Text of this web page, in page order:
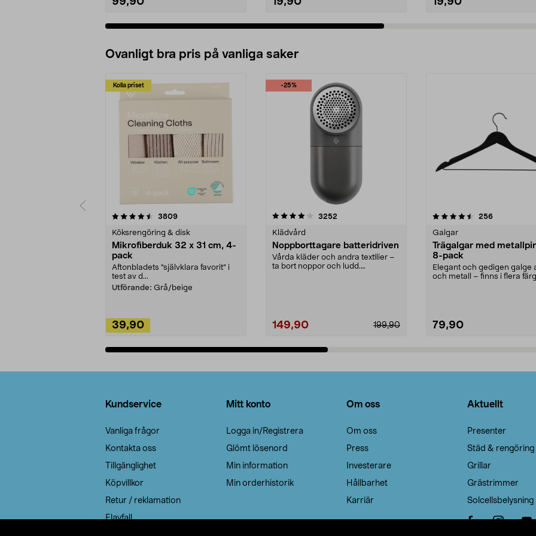
Ovanligt bra pris på vanliga saker
Kolla priset
3809recensioner
Köksrengöring & disk
Mikrofiberduk 32 x 31 cm, 4-
pack
Aftonbladets "självklara favorit” i
test av d...
Utförande: Grå/beige
39,90
-25%
4.0av 5 stjärnor 3252
Klädvård
Noppborttagare batteridriven
Vårda kläder och andra textilier –
ta bort noppor och ludd.
199,90
149,90
4.5av 5 stjärnor 256recensioner
Galgar
Trägalgar med
8-pack
Elegant och gedigen galge
och metall – finns i flera
79,90
4.0av 5 stjärnor
Kundservice
Vanliga frågor
Kontakta oss
Tillgänglighet
Köpvillkor
Retur / reklamation
Elavfall
Mitt konto
Logga in/Registrera
Glömt lösenord
Min information
Min orderhistorik
Om oss
Om oss
Press
Investerare
Hållbarhet
Karriär
Aktuellt
Presenter
Städ & rengöring
Grillar
Grästrimmer
Solcellsbelysning